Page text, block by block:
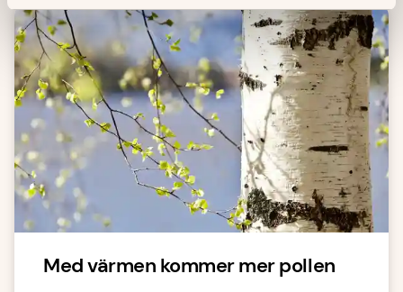
Med värmen kommer mer pollen